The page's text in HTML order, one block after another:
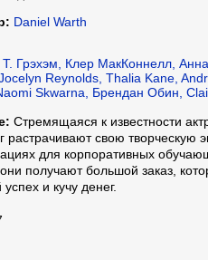
Daniel Warth
Т. Грэхэм, Клер МакКоннелл,
Reynolds, Thalia Kane,
Skwarna, Брендан Обин,
Стремящаяся к известности
растрачивают свою творческую
для корпоративных
получают большой заказ,
и кучу денег.